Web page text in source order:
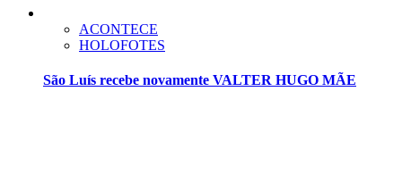
ACONTECE
HOLOFOTES
São Luís recebe novamente VALTER HUGO MÃE